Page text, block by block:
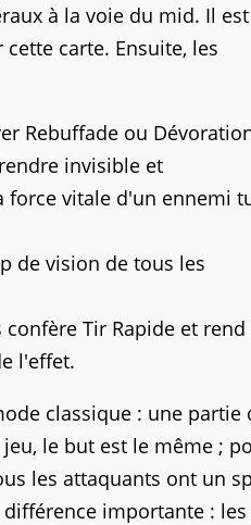
à la voie du mid. Il
carte. Ensuite, les
Rebuffade ou
invisible et
force vitale d'un ennemi
de vision de tous les
Tir Rapide et rend
l'effet.
classique : une partie
le but est le même ;
les attaquants ont un
importante : les